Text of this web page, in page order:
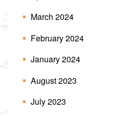
March 2024
February 2024
January 2024
August 2023
July 2023